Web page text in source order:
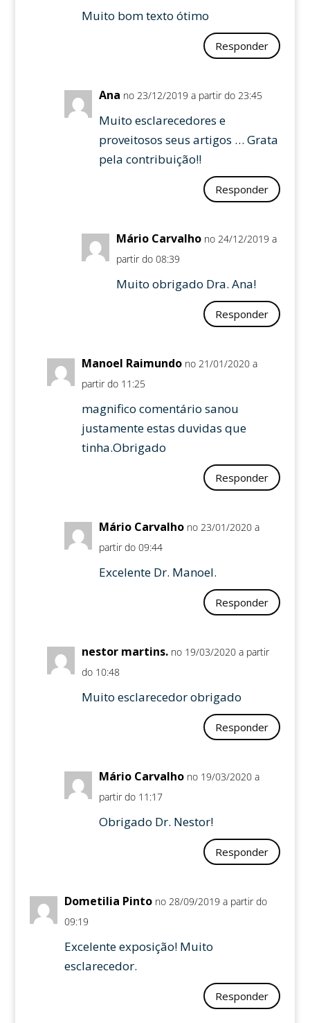
Muito bom texto ótimo
Responder
Ana no 23/12/2019 a partir do 23:45
Muito esclarecedores e
proveitosos seus artigos … Grata
pela contribuição!!
Responder
Mário Carvalho no 24/12/2019 a
partir do 08:39
Muito obrigado Dra. Ana!
Responder
Manoel Raimundo no 21/01/2020 a
partir do 11:25
magnifico comentário sanou
justamente estas duvidas que
tinha.Obrigado
Responder
Mário Carvalho no 23/01/2020 a
partir do 09:44
Excelente Dr. Manoel.
Responder
nestor martins. no 19/03/2020 a partir
do 10:48
Muito esclarecedor obrigado
Responder
Mário Carvalho no 19/03/2020 a
partir do 11:17
Obrigado Dr. Nestor!
Responder
Dometilia Pinto no 28/09/2019 a partir do
09:19
Excelente exposição! Muito
esclarecedor.
Responder